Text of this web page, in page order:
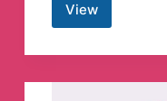
ViewСкабеева
Channel